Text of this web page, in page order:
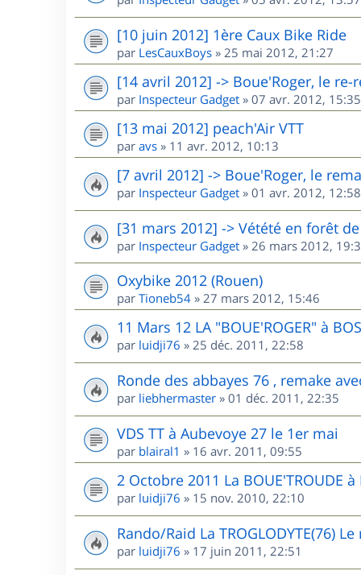
[10 juin 2012] 1ère Caux Bike Ride
par LesCauxBoys » 25 mai 2012, 21:27
[14 avril 2012] -> Boue'Roger, le re-
par Inspecteur Gadget » 07 avr. 2012, 15:35
[13 mai 2012] peach'Air VTT
par avs » 11 avr. 2012, 10:13
[7 avril 2012] -> Boue'Roger, le
par Inspecteur Gadget » 01 avr. 2012, 12:58
[31 mars 2012] -> Vétété en forêt
par Inspecteur Gadget » 26 mars 2012,
Oxybike 2012 (Rouen)
par Tioneb54 » 27 mars 2012, 15:46
11 Mars 12 LA "BOUE'ROGER" à
par luidji76 » 25 déc. 2011, 22:58
Ronde des abbayes 76 , remake
par liebhermaster » 01 déc. 2011, 22:35
VDS TT à Aubevoye 27 le 1er mai
par blairal1 » 16 avr. 2011, 09:55
2 Octobre 2011 La BOUE'TROUDE à
par luidji76 » 15 nov. 2010, 22:10
Rando/Raid La TROGLODYTE(76)
par luidji76 » 17 juin 2011, 22:51